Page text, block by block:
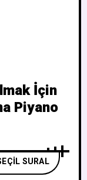
İçin
Piyano
SURAL